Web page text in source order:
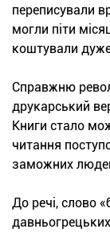
переписували
могли піти
коштували
Справжню
друкарський
Книги стало
читання
заможних
До речі, слово